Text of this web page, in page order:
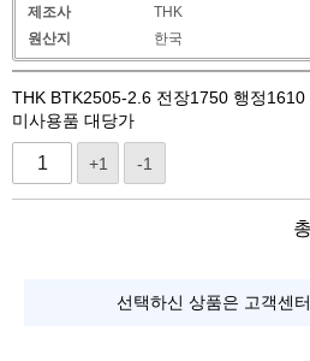
제조사
THK
원산지
한국
THK BTK2505-2.6 전장1750 행정
미사용품 대당가
+1 -1
선택하신 상품은 고객센